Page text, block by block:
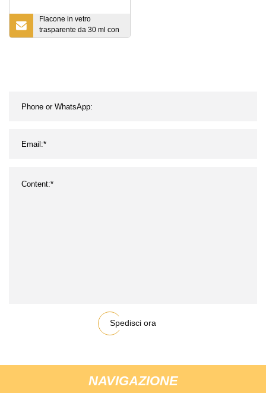
Flacone in vetro
trasparente da 30 ml con
pompa per lozione per
Spedisci ora
NAVIGAZIONE